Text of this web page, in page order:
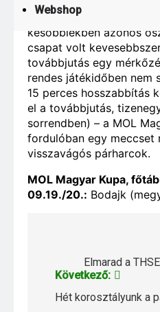
Webshop
elsőként kihúzott csapat
későbbiekben azonos
csapat volt
továbbjutás egy
rendes játékidőben nem
15 perces hosszabbítás
el a továbbjutás,
sorrendben) – a MOL
fordulóban egy meccset
visszavágós párharcok.
MOL Magyar Kupa,
09.19./20.: Bodajk
navigáció
Elmarad a
Következő:
Hét korosztályunk a